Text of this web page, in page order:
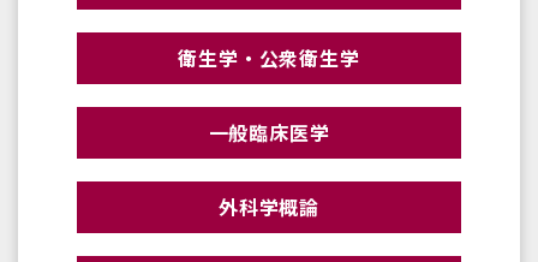
衛生学・公衆衛生学
一般臨床医学
外科学概論